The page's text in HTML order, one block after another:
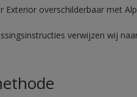
Exterior overschilderbaar met
verwijzen wij